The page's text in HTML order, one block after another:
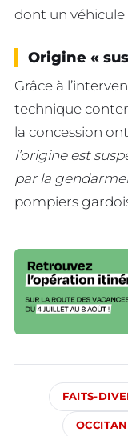
dont un véhicule
Origine «
Grâce à
technique
la concession
l’origine est
par la
pompiers
FAITS-